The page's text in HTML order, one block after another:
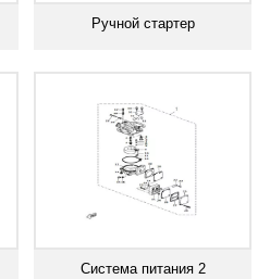
Ручной стартер
Система питания 2